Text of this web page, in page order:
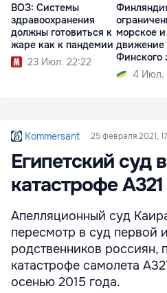
ВОЗ: Системы
здравоохранения
должны готовиться к
жаре как к пандемии
23 Июл. 22:22
морское
движение
Финского
4 Июл.
Kommersant 25 февраля 2021,
Египетский суд
катастрофе А321
Апелляционный суд
пересмотр в суд первой
родственников россиян,
катастрофе самолета
осенью 2015 года.